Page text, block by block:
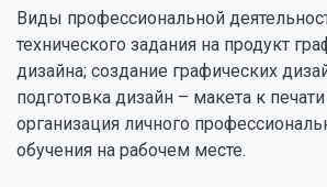
Виды профессиональной
технического задания на продукт
дизайна; создание графических
подготовка дизайн – макета к
организация личного
обучения на рабочем месте.